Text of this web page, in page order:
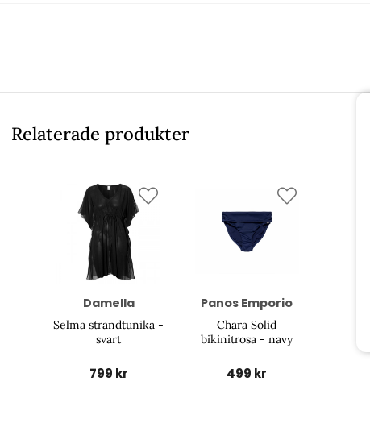
Relaterade produkter
Damella
Selma strandtunika -
svart
799 kr
Panos Emporio
Chara Solid
bikinitrosa - navy
499 kr